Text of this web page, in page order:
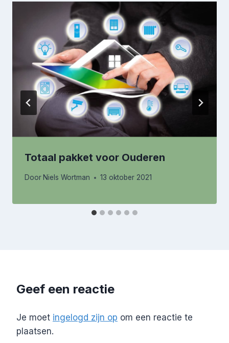
Totaal pakket voor Ouderen
Door Niels Wortman 13 oktober 2021
Geef een reactie
Je moet ingelogd zijn op om een reactie te
plaatsen.